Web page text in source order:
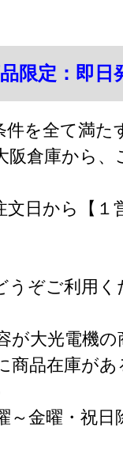
限定：即日
を全て満た
阪倉庫から
文日から【
うぞご利用く
大光電機の
品在庫があ
金曜・祝日